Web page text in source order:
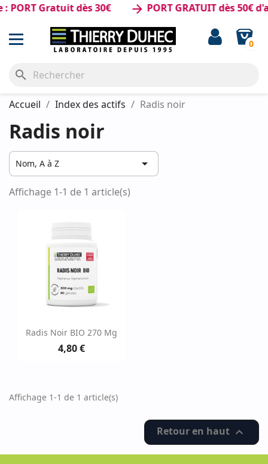
Gratuit dès 30€ arrow_forwardPORT GRATUIT dès 50€
0
search
Accueil Index des actifs Radis noir
Radis noir
Nom, A à Z 
Affichage 1-1 de 1 article(s)
Radis Noir BIO 270 Mg
4,80 €
Affichage 1-1 de 1 article(s)
Retour en haut 